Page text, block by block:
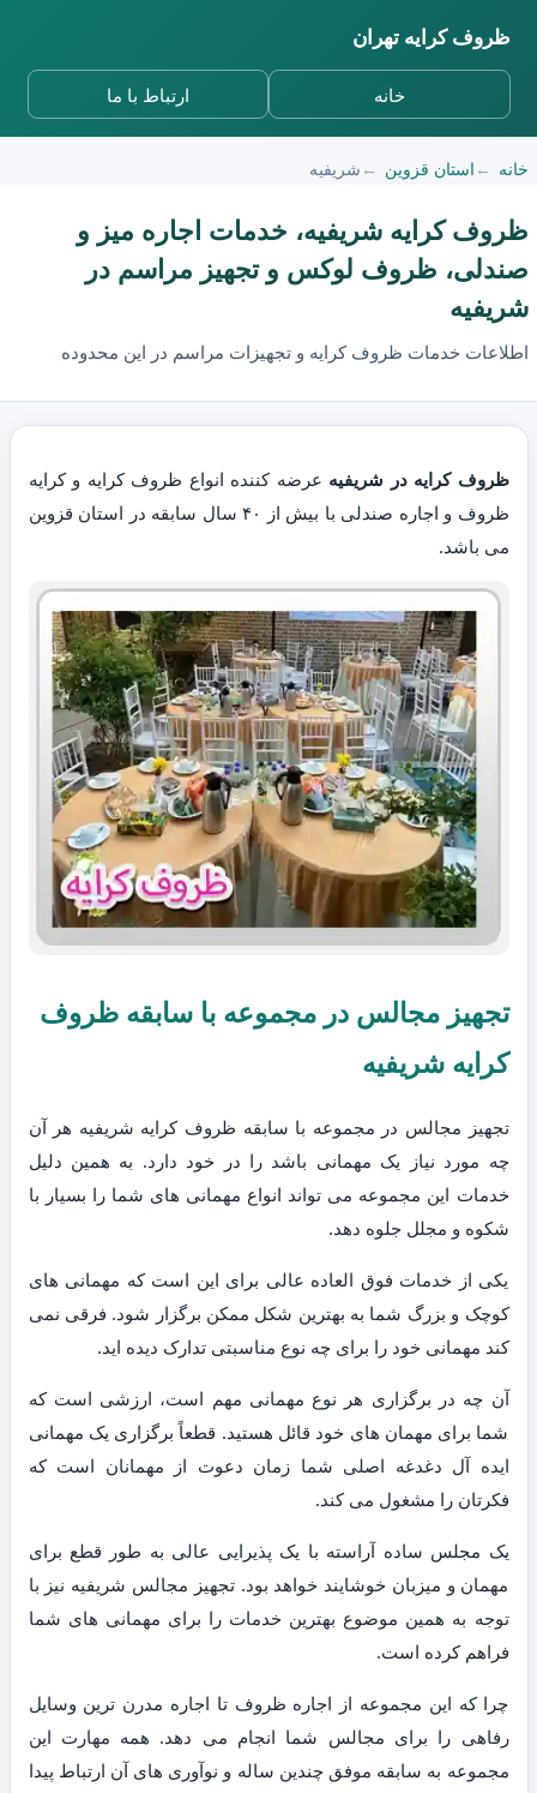
ظروف کرایه تهران
خانه ارتباط با ما
خانه استان قزوین شریفیه
ظروف کرایه شریفیه، خدمات اجاره میز و
صندلی، ظروف لوکس و تجهیز مراسم در
شریفیه
اطلاعات خدمات ظروف کرایه و تجهیزات مراسم در این محدوده
ظروف کرایه در شریفیه عرضه کننده انواع ظروف کرایه و کرایه
ظروف و اجاره صندلی با بیش از ۴۰ سال سابقه در استان قزوین
می باشد.
تجهیز مجالس در مجموعه با سابقه ظروف
کرایه شریفیه
تجهیز مجالس در مجموعه با سابقه ظروف کرایه شریفیه هر آن
چه مورد نیاز یک مهمانی باشد را در خود دارد. به همین دلیل
خدمات این مجموعه می تواند انواع مهمانی های شما را بسیار با
شکوه و مجلل جلوه دهد.
یکی از خدمات فوق العاده عالی برای این است که مهمانی های
کوچک و بزرگ شما به بهترین شکل ممکن برگزار شود. فرقی نمی
کند مهمانی خود را برای چه نوع مناسبتی تدارک دیده اید.
آن چه در برگزاری هر نوع مهمانی مهم است، ارزشی است که
شما برای مهمان های خود قائل هستید. قطعاً برگزاری یک مهمانی
ایده آل دغدغه اصلی شما زمان دعوت از مهمانان است که
فکرتان را مشغول می کند.
یک مجلس ساده آراسته با یک پذیرایی عالی به طور قطع برای
مهمان و میزبان خوشایند خواهد بود. تجهیز مجالس شریفیه نیز با
توجه به همین موضوع بهترین خدمات را برای مهمانی های شما
فراهم کرده است.
چرا که این مجموعه از اجاره ظروف تا اجاره مدرن ترین وسایل
رفاهی را برای مجالس شما انجام می دهد. همه مهارت این
مجموعه به سابقه موفق چندین ساله و نوآوری های آن ارتباط پیدا